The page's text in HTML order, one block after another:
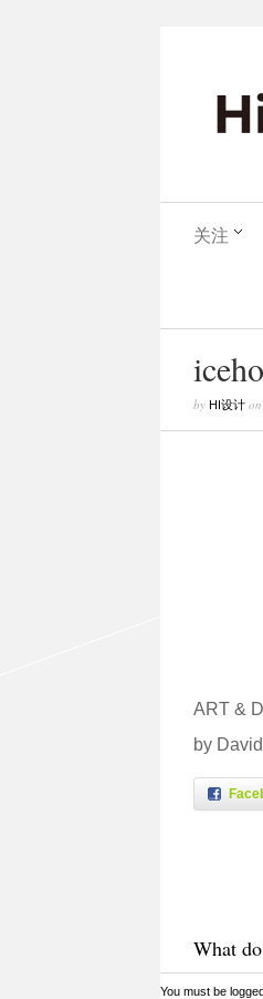
关注
by HI设计on
ART &
by
What
You must be